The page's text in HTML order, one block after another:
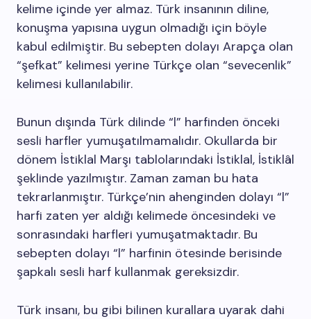
kelime içinde yer almaz. Türk insanının diline,
konuşma yapısına uygun olmadığı için böyle
kabul edilmiştir. Bu sebepten dolayı Arapça olan
“şefkat” kelimesi yerine Türkçe olan “sevecenlik”
kelimesi kullanılabilir.
Bunun dışında Türk dilinde “l” harfinden önceki
sesli harfler yumuşatılmamalıdır. Okullarda bir
dönem İstiklal Marşı tablolarındaki İstiklal, İstiklâl
şeklinde yazılmıştır. Zaman zaman bu hata
tekrarlanmıştır. Türkçe’nin ahenginden dolayı “l”
harfi zaten yer aldığı kelimede öncesindeki ve
sonrasındaki harfleri yumuşatmaktadır. Bu
sebepten dolayı “l” harfinin ötesinde berisinde
şapkalı sesli harf kullanmak gereksizdir.
Türk insanı, bu gibi bilinen kurallara uyarak dahi